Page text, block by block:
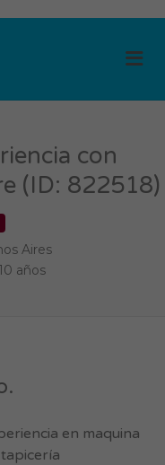
con
(ID: 822518)
Aires
años
en maquina